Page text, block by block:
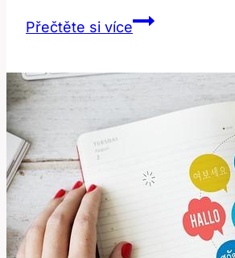
Přečtěte si víceWinnie: